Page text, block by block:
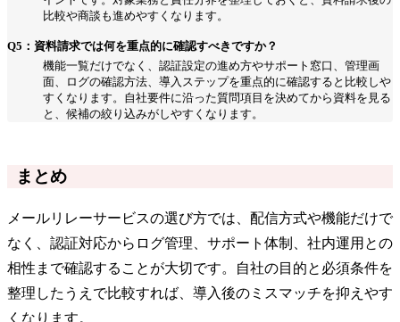
比較や商談も進めやすくなります。
Q5：資料請求では何を重点的に確認すべきですか？
機能一覧だけでなく、認証設定の進め方やサポート窓口、管理画
面、ログの確認方法、導入ステップを重点的に確認すると比較しや
すくなります。自社要件に沿った質問項目を決めてから資料を見る
と、候補の絞り込みがしやすくなります。
まとめ
メールリレーサービスの選び方では、配信方式や機能だけで
なく、認証対応からログ管理、サポート体制、社内運用との
相性まで確認することが大切です。自社の目的と必須条件を
整理したうえで比較すれば、導入後のミスマッチを抑えやす
くなります。